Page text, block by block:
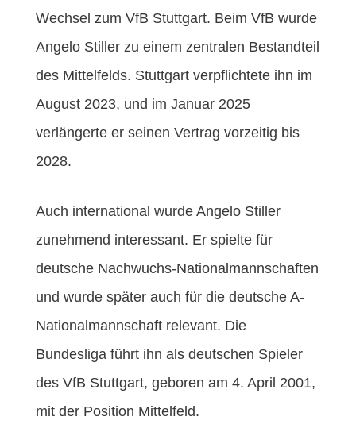
Wechsel zum VfB Stuttgart. Beim VfB wurde
Angelo Stiller zu einem zentralen Bestandteil
des Mittelfelds. Stuttgart verpflichtete ihn im
August 2023, und im Januar 2025
verlängerte er seinen Vertrag vorzeitig bis
2028.
Auch international wurde Angelo Stiller
zunehmend interessant. Er spielte für
deutsche Nachwuchs-Nationalmannschaften
und wurde später auch für die deutsche A-
Nationalmannschaft relevant. Die
Bundesliga führt ihn als deutschen Spieler
des VfB Stuttgart, geboren am 4. April 2001,
mit der Position Mittelfeld.